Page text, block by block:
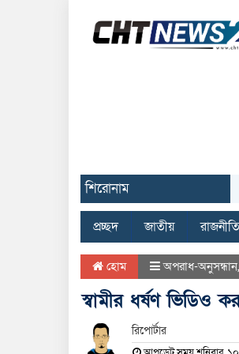
শিরোনাম
প্রচ্ছদ জাতীয় রাজনীতি
হোম অপরাধ-অনুসন্ধান
স্বামীর ধর্ষণ ভিডিও
রিপোর্টার